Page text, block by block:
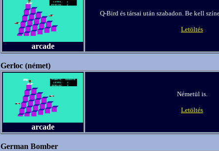
arcade
Q-Bird és társai után szabadon. Be kell
Letöltés
Gerloc (német)
arcade
Németül is.
Letöltés
German Bomber